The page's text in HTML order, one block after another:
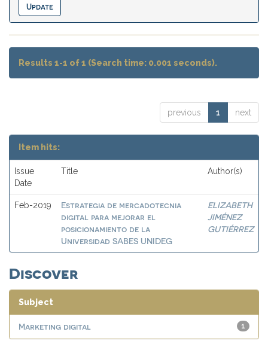
Results 1-1 of 1 (Search time: 0.001 seconds).
previous 1 next
Item hits:
Issue
Date
Title Author(s)
Feb-2019
Estrategia de mercadotecnia
digital para mejorar el
posicionamiento de la
Universidad SABES UNIDEG
ELIZABETH
JIMÉNEZ
GUTIÉRREZ
Discover
Subject
1
Marketing digital